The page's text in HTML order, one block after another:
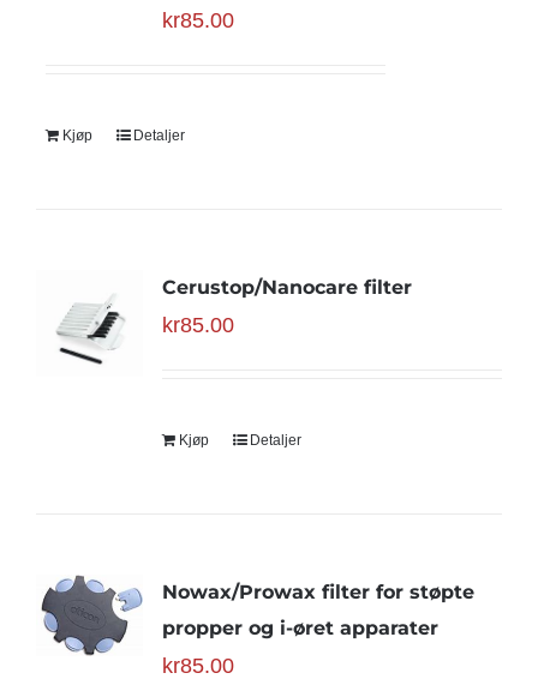
kr85.00
Kjøp Detaljer
Cerustop/Nanocare filter
kr85.00
Kjøp Detaljer
Nowax/Prowax filter for støpte
propper og i-øret apparater
kr85.00